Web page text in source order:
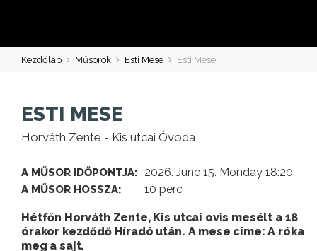
Kezdőlap Műsorok Esti Mese Esti Mese
ESTI MESE
Horváth Zente - Kis utcai Óvoda
A MŰSOR IDŐPONTJA: 2026. June 15. Monday 18:20
A MŰSOR HOSSZA: 10 perc
Hétfőn Horváth Zente, Kis utcai ovis mesélt a 18
órakor kezdődő Híradó után. A mese címe: A róka
meg a sajt.